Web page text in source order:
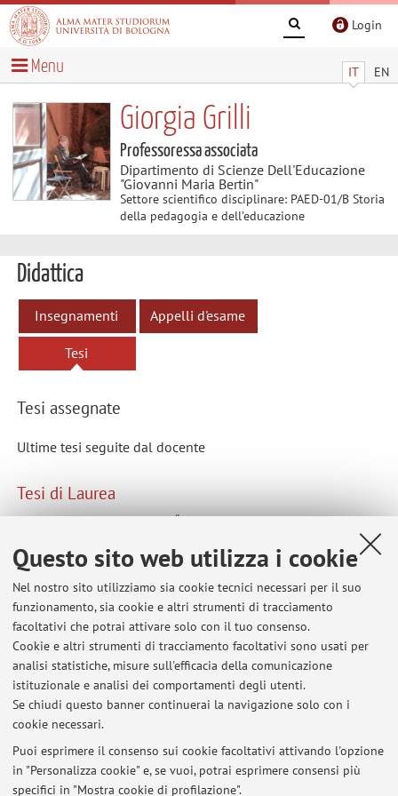
Questo sito web utilizza i cookie
Nel nostro sito utilizziamo sia cookie tecnici necessari per il suo
funzionamento, sia cookie e altri strumenti di tracciamento
facoltativi che potrai attivare solo con il tuo consenso.
Cookie e altri strumenti di tracciamento facoltativi sono usati per
analisi statistiche, misure sull'efficacia della comunicazione
istituzionale e analisi dei comportamenti degli utenti.
Se chiudi questo banner continuerai la navigazione solo con i
cookie necessari.
Puoi esprimere il consenso sui cookie facoltativi attivando l'opzione
in "Personalizza cookie" e, se vuoi, potrai esprimere consensi più
specifici in "Mostra cookie di profilazione".
Login
IT EN
Menu
Giorgia Grilli
Professoressa associata
Dipartimento di Scienze Dell'Educazione
"Giovanni Maria Bertin"
Settore scientifico disciplinare: PAED-01/B Storia
della pedagogia e dell’educazione
Didattica
Insegnamenti Appelli d'esame
Tesi
Tesi assegnate
Ultime tesi seguite dal docente
Tesi di Laurea
Alterità e Marginalità ne “Il Libro della Giungla” riflessioni
iconici della letteratura per l’infanzia
Il dolore bambino negli albi illustrati per l'infanzia
Tesi di Laurea Magistrale a ciclo unico
Morfologia dello Studio Ghibli Il cinema di Miyazaki
Hayao tra fiaba e letteratura per l’infanzia
Ultimi avvisi